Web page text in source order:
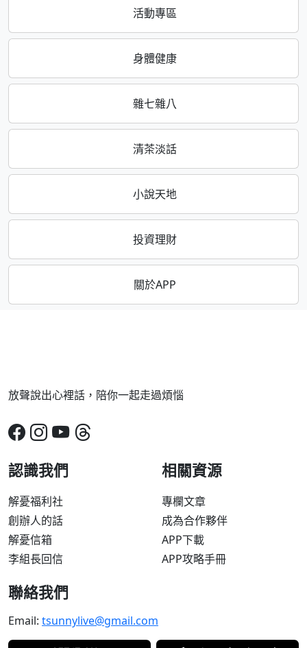
活動專區
身體健康
雜七雜八
清茶淡話
小說天地
投資理財
關於APP
放聲說出心裡話，陪你一起走過煩惱
認識我們
解憂福利社
創辦人的話
解憂信箱
李組長回信
相關資源
專欄文章
成為合作夥伴
APP下載
APP攻略手冊
聯絡我們
Email: tsunnylive@gmail.com